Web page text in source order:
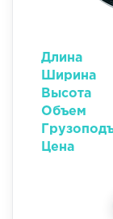
Длина
Ширина
Высота
Объем
Цена